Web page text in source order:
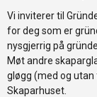
Vi inviterer til
for deg som er
nysgjerrig på
Møt andre
gløgg (med og
Skaparhuset.